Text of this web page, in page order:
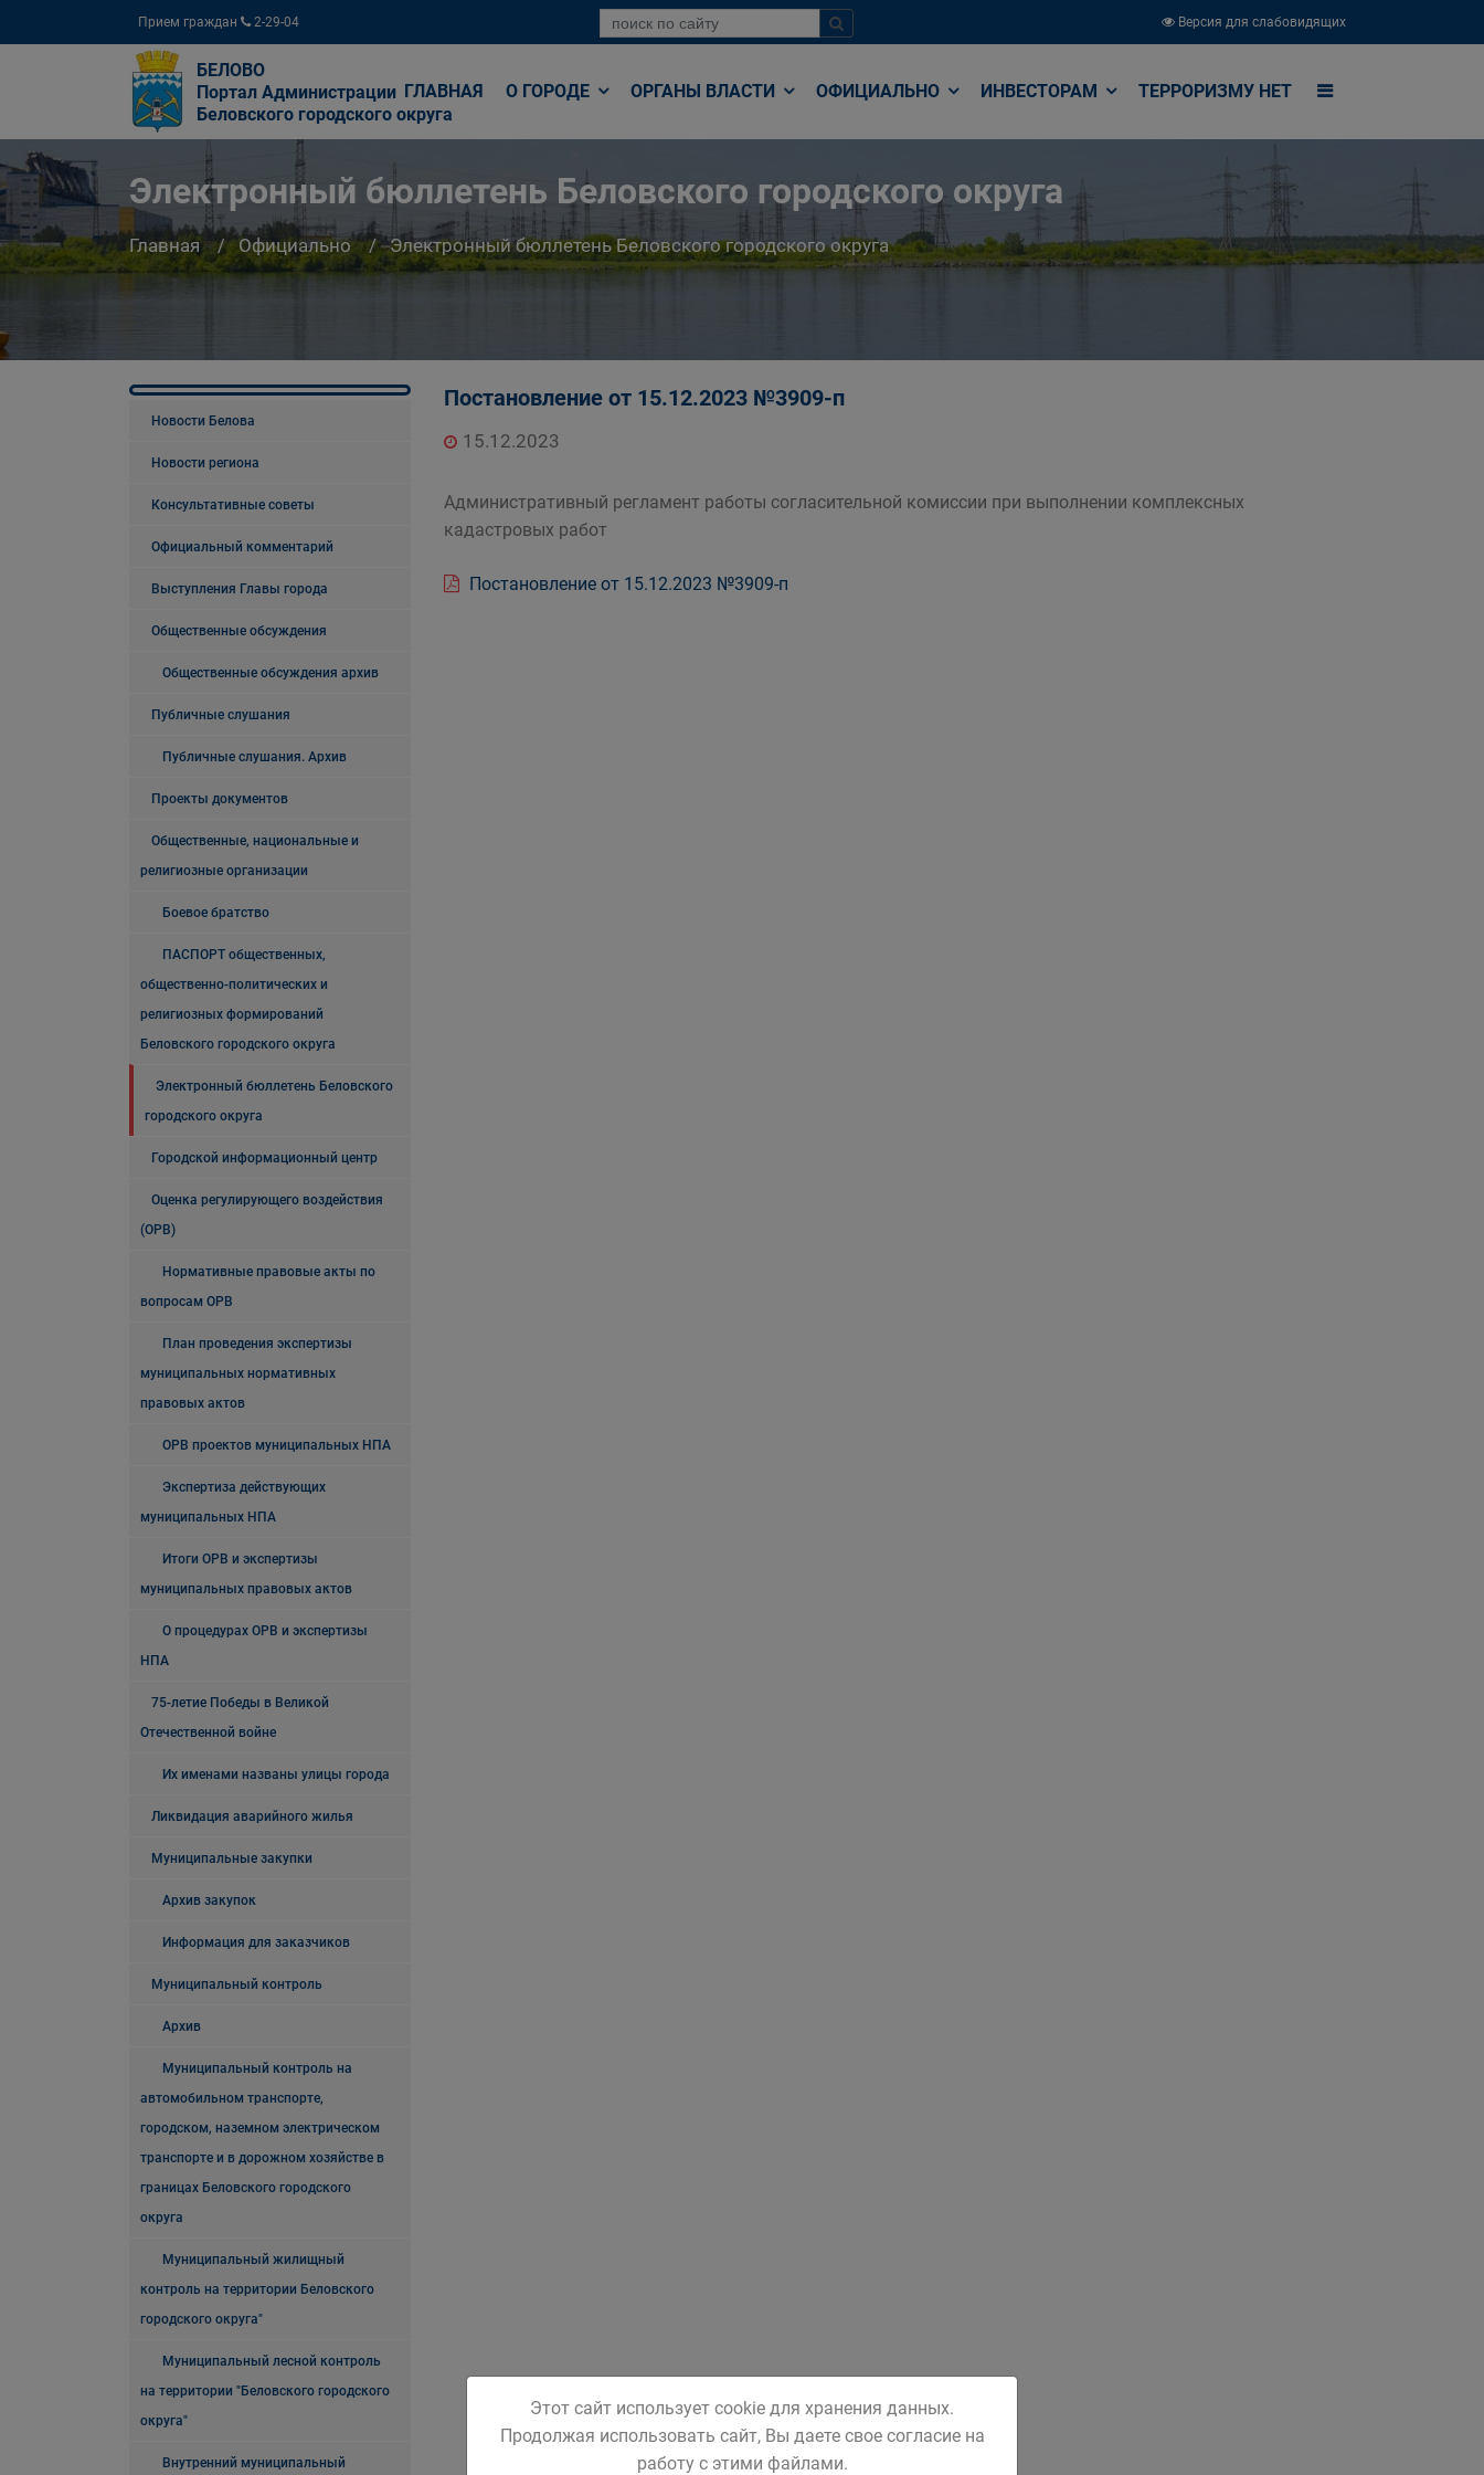
Прием граждан 2-29-04 Версия для слабовидящих
БЕЛОВО
Портал Администрации
Беловского городского округа
ГЛАВНАЯ О ГОРОДЕ ОРГАНЫ ВЛАСТИ ОФИЦИАЛЬНО ИНВЕСТОРАМ ТЕРРОРИЗМУ НЕТ
Электронный бюллетень Беловского городского округа
Главная Официально Электронный бюллетень Беловского городского округа
Новости Белова
Новости региона
Консультативные советы
Официальный комментарий
Выступления Главы города
Общественные обсуждения
Общественные обсуждения архив
Публичные слушания
Публичные слушания. Архив
Проекты документов
Общественные, национальные и
религиозные организации
Боевое братство
ПАСПОРТ общественных,
общественно-политических и
религиозных формирований
Беловского городского округа
Электронный бюллетень Беловского
городского округа
Городской информационный центр
Оценка регулирующего воздействия
(ОРВ)
Нормативные правовые акты по
вопросам ОРВ
План проведения экспертизы
муниципальных нормативных
правовых актов
ОРВ проектов муниципальных НПА
Экспертиза действующих
муниципальных НПА
Итоги ОРВ и экспертизы
муниципальных правовых актов
О процедурах ОРВ и экспертизы
НПА
75-летие Победы в Великой
Отечественной войне
Их именами названы улицы города
Ликвидация аварийного жилья
Муниципальные закупки
Архив закупок
Информация для заказчиков
Муниципальный контроль
Архив
Муниципальный контроль на
автомобильном транспорте,
городском, наземном электрическом
транспорте и в дорожном хозяйстве в
границах Беловского городского
округа
Муниципальный жилищный
контроль на территории Беловского
городского округа"
Муниципальный лесной контроль
на территории "Беловского городского
округа"
Внутренний муниципальный
Постановление от 15.12.2023 №3909-п
15.12.2023
Административный регламент работы согласительной комиссии при выполнении комплексных
кадастровых работ
Постановление от 15.12.2023 №3909-п
Этот сайт использует cookie для хранения данных.
Продолжая использовать сайт, Вы даете свое согласие на
работу с этими файлами.